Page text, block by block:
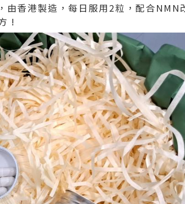
香港製造，每日服用2粒，配合NMN
!